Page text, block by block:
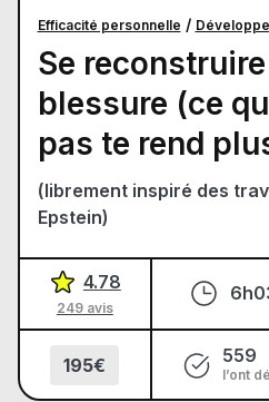
Efficacité personnelle /
Se
blessure (ce
pas te rend
(librement inspiré des
Epstein)
4.78
249 avis
195€ 559
l’ont